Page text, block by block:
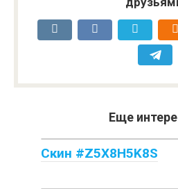
Еще
Скин #Z5X8H5K8S